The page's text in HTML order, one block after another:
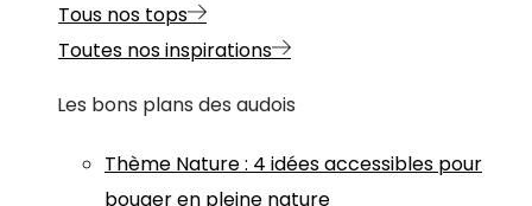
Tous nos tops
Toutes nos inspirations
Les bons plans des audois
Thème Nature: 4 idées accessibles pour
bouger en pleine nature